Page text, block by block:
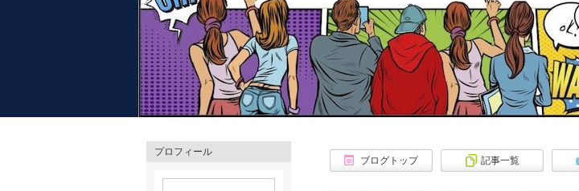
○所属モデルタレントたちの唯一無二の魅力をたっぷり公開！
○ミセス・メンズ・キッズから80代のシニアまで
○マネージャー'sが日々奮闘する様子も？！笑
ブログトップ 記事一覧
プロフィール